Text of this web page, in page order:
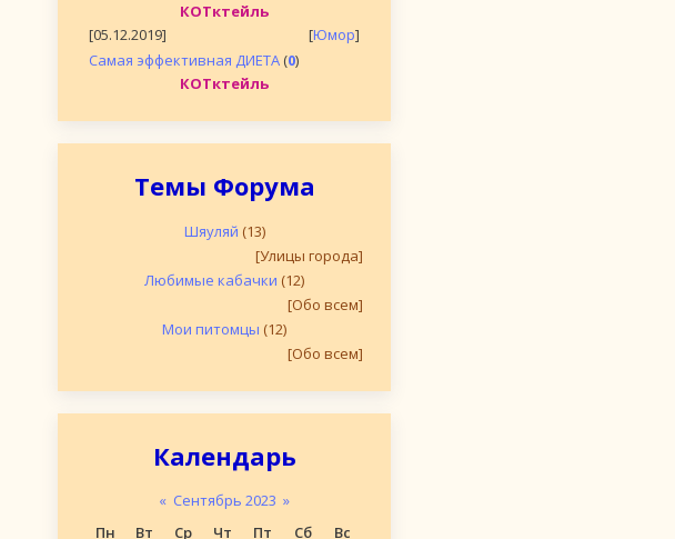
КОТктейль
[05.12.2019]
[Юмор]
Самая эффективная ДИЕТА (0)
КОТктейль
Темы Форума
Шяуляй (13)
[Улицы города]
Любимые кабачки (12)
[Обо всем]
Мои питомцы (12)
[Обо всем]
Календарь
« Сентябрь 2023 »
Пн
Вт Ср Чт Пт Сб Вс